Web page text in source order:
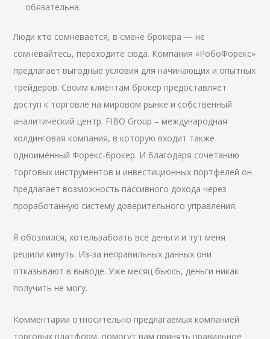
обязательна.
Люди кто сомневается, в смене брокера — не
сомневайтесь, переходите сюда. Компания «РобоФорекс»
предлагает выгодные условия для начинающих и опытных
трейдеров. Своим клиентам брокер предоставляет
доступ к торговле на мировом рынке и собственный
аналитический центр. FIBO Group – международная
холдинговая компания, в которую входит также
одноимённый Форекс-брокер. И благодаря сочетанию
торговых инструментов и инвестиционных портфелей он
предлагает возможность пассивного дохода через
проработанную систему доверительного управления.
Я обозлился, хотельзабоать все деньги и тут меня
решили кинуть. Из-за неправильных данных они
отказывают в выводе. Уже месяц бьюсь, деньги никак
получить не могу.
Комментарии относительно предлагаемых компанией
торговых платформ, помогут вам принять правильное